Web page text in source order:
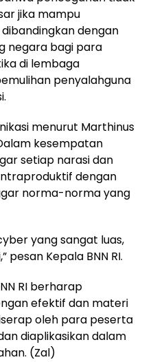
jika mampu
dengan
negara bagi para
di lembaga
penyalahguna
menurut Marthinus
kesempatan
setiap narasi dan
dengan
norma-norma yang
yang sangat luas,
Kepala BNN RI.
RI berharap
efektif dan materi
oleh para peserta
diaplikasikan dalam
(Zal)